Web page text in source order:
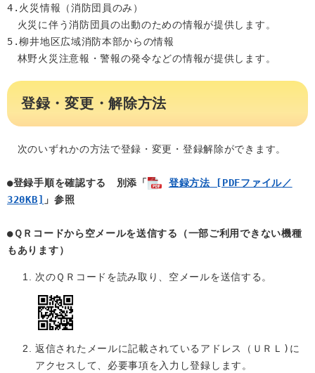
4.火災情報（消防団員のみ）
火災に伴う消防団員の出動のための情報が提供します。
5.柳井地区広域消防本部からの情報
林野火災注意報・警報の発令などの情報が提供します。
登録・変更・解除方法
次のいずれかの方法で登録・変更・登録解除ができます。
●登録手順を確認する　別添「
登録方法 [PDFファイル／
320KB] 」参照
●ＱＲコードから空メールを送信する（一部ご利用できない機種
もあります）
次のＱＲコードを読み取り、空メールを送信する。
​
返信されたメールに記載されているアドレス（ＵＲＬ)に
アクセスして、必要事項を入力し登録します。